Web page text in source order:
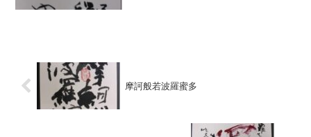
摩訶般若波羅蜜多